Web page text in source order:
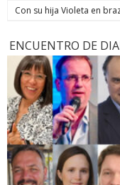
Con su hija Violeta en
ENCUENTRO DE